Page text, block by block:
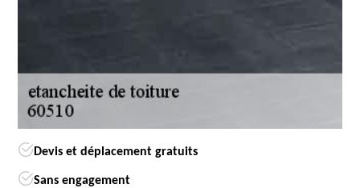
Devis et déplacement gratuits
Sans engagement